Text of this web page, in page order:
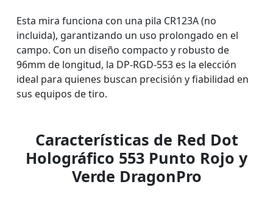
Esta mira funciona con una pila CR123A (no
incluida), garantizando un uso prolongado en el
campo. Con un diseño compacto y robusto de
96mm de longitud, la DP-RGD-553 es la elección
ideal para quienes buscan precisión y fiabilidad en
sus equipos de tiro.
Características de Red Dot
Holográfico 553 Punto Rojo y
Verde DragonPro